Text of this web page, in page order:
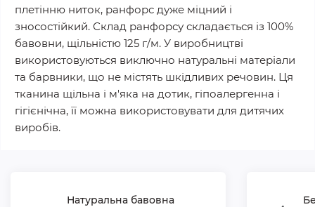
плетінню ниток, ранфорс дуже міцний і
зносостійкий. Склад ранфорсу складається із 100%
бавовни, щільністю 125 г/м. У виробництві
використовуються виключно натуральні матеріали
та барвники, що не містять шкідливих речовин. Ця
тканина щільна і м'яка на дотик, гіпоалергенна і
гігієнічна, її можна використовувати для дитячих
виробів.
Натуральна бавовна